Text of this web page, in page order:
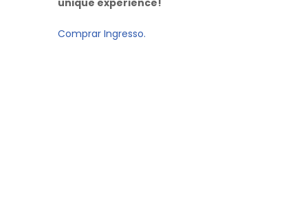
unique experience!
Comprar Ingresso.